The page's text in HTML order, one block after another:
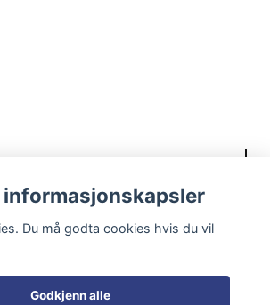
informasjonskapsler
Du må godta cookies hvis du vil
Godkjenn alle